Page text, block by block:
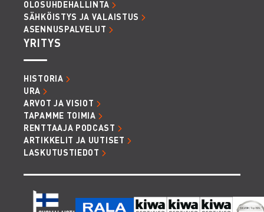
OLOSUHDEHALLINTA
SÄHKÖISTYS JA VALAISTUS
ASENNUSPALVELUT
YRITYS
HISTORIA
URA
ARVOT JA VISIOT
TAPAMME TOIMIA
RENTTAAJA PODCAST
ARTIKKELIT JA UUTISET
LASKUTUSTIEDOT